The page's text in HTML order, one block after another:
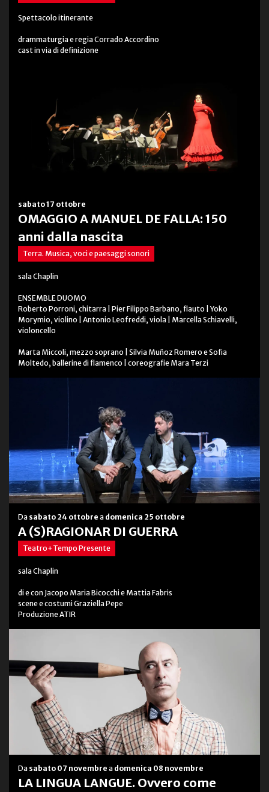
Spettacolo itinerante
drammaturgia e regia Corrado Accordino
cast in via di definizione
sabato 17 ottobre
OMAGGIO A MANUEL DE FALLA: 150
anni dalla nascita
Terra. Musica, voci e paesaggi sonori
sala Chaplin
ENSEMBLE DUOMO
Roberto Porroni, chitarra | Pier Filippo Barbano, flauto | Yoko
Morymio, violino | Antonio Leofreddi, viola | Marcella Schiavelli,
violoncello
Marta Miccoli, mezzo soprano | Silvia Muñoz Romero e Sofia
Moltedo, ballerine di flamenco | coreografie Mara Terzi
Da sabato 24 ottobre a domenica 25 ottobre
A (S)RAGIONAR DI GUERRA
Teatro+Tempo Presente
sala Chaplin
di e con Jacopo Maria Bicocchi e Mattia Fabris
scene e costumi Graziella Pepe
Produzione ATIR
Da sabato 07 novembre a domenica 08 novembre
LA LINGUA LANGUE. Ovvero come